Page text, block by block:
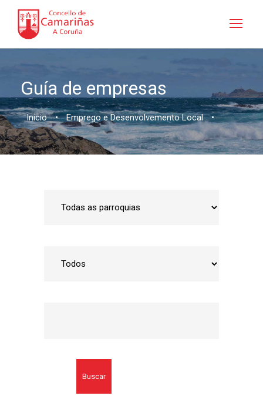
Guía de empresas
Inicio • Emprego e Desenvolvemento Local •
Buscar